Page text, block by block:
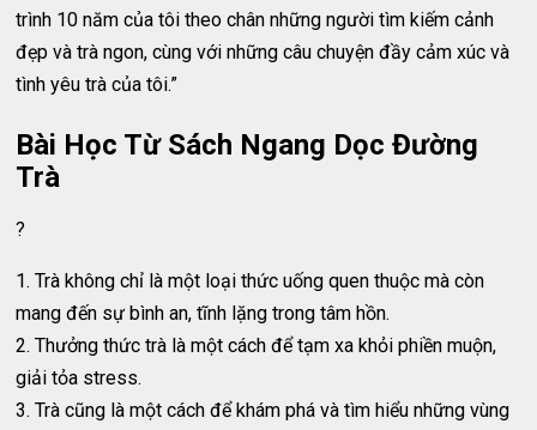
trình 10 năm của tôi theo chân những người tìm kiếm cảnh
đẹp và trà ngon, cùng với những câu chuyện đầy cảm xúc và
tình yêu trà của tôi.”
Bài Học Từ Sách Ngang Dọc Đường
Trà
?
1. Trà không chỉ là một loại thức uống quen thuộc mà còn
mang đến sự bình an, tĩnh lặng trong tâm hồn.
2. Thưởng thức trà là một cách để tạm xa khỏi phiền muộn,
giải tỏa stress.
3. Trà cũng là một cách để khám phá và tìm hiểu những vùng